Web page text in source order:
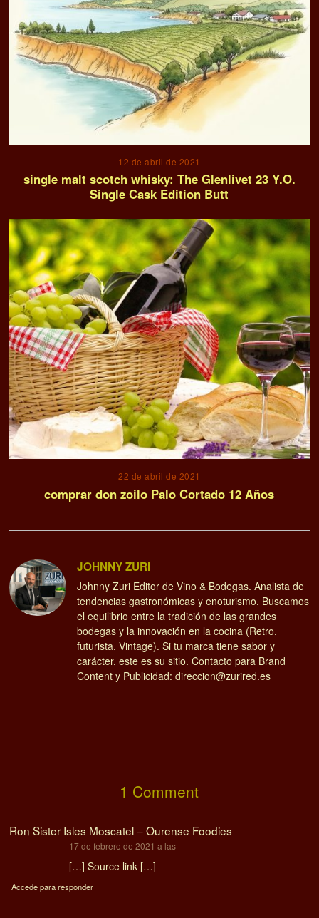
12 de abril de 2021
single malt scotch whisky: The Glenlivet 23 Y.O.
Single Cask Edition Butt
22 de abril de 2021
comprar don zoilo Palo Cortado 12 Años
JOHNNY ZURI
Johnny Zuri Editor de Vino & Bodegas. Analista de
tendencias gastronómicas y enoturismo. Buscamos
el equilibrio entre la tradición de las grandes
bodegas y la innovación en la cocina (Retro,
futurista, Vintage). Si tu marca tiene sabor y
carácter, este es su sitio. Contacto para Brand
Content y Publicidad: direccion@zurired.es
1 Comment
Ron Sister Isles Moscatel – Ourense Foodies
17 de febrero de 2021 a las
[…] Source link […]
Accede para responder